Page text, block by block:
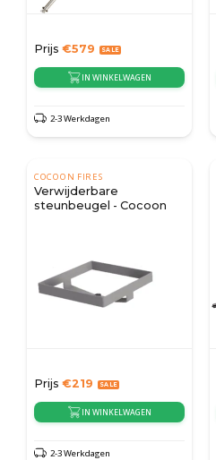
Prijs €579
IN WINKELWAGEN
2-3 Werkdagen
COCOON FIRES
Verwijderbare
steunbeugel - Cocoon
Prijs €219
IN WINKELWAGEN
2-3 Werkdagen